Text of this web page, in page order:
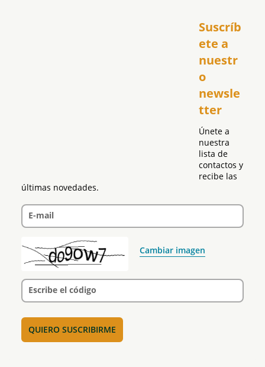
Suscríb
ete a
nuestr
o
newsle
tter
Únete a
nuestra
lista de
contactos y
recibe las
últimas novedades.
E-mail
Cambiar imagen
Escribe el código